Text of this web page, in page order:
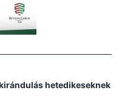
hetedikeseknek